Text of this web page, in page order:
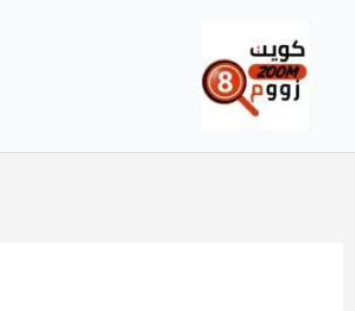
المحتوى